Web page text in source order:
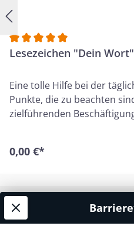
Durchschnittliche
Lesezeichen "Dein Wort"
Eine tolle Hilfe bei der
Punkte, die zu beachten
zielführenden
zum Weitergeben bestellt
0,00 €*
Service-Hotline